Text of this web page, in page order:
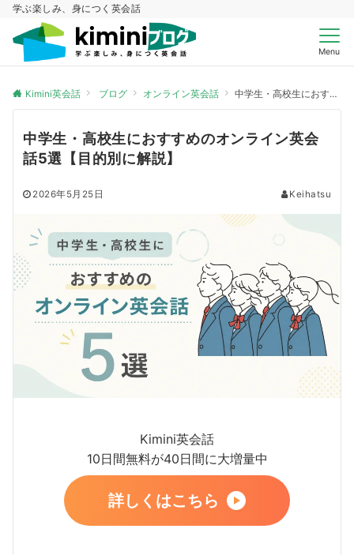
学ぶ楽しみ、身につく英会話
Menu
Kimini英会話 ブログ オンライン英会話 中学生・高校生におすすめのオンライン英会話5選【目的別に解説】
中学生・高校生におすすめのオンライン英会
話5選【目的別に解説】
2026年5月25日 Keihatsu
Kimini英会話
10日間無料が40日間に大増量中
詳しくはこちら